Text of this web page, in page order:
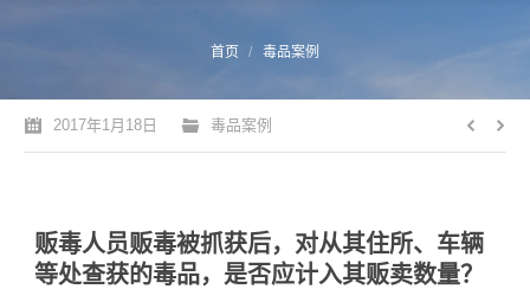
首页 毒品案例
2017年1月18日 毒品案例
贩毒人员贩毒被抓获后，对从其住所、车辆
等处查获的毒品，是否应计入其贩卖数量？